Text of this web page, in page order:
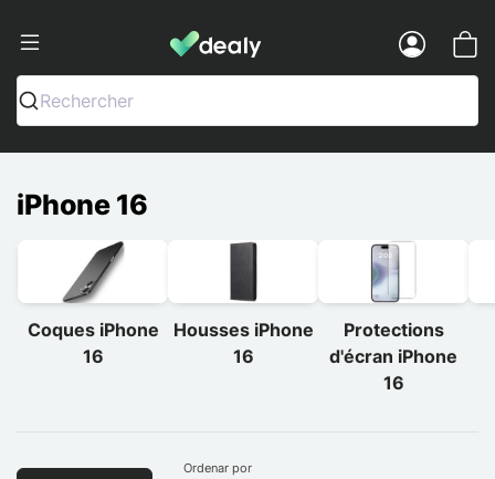
Dealy - Fundas y accesorios para
Rechercher
iPhone 16
Coques iPhone
16
Housses iPhone
16
Protections
d'écran iPhone
16
Ordenar por